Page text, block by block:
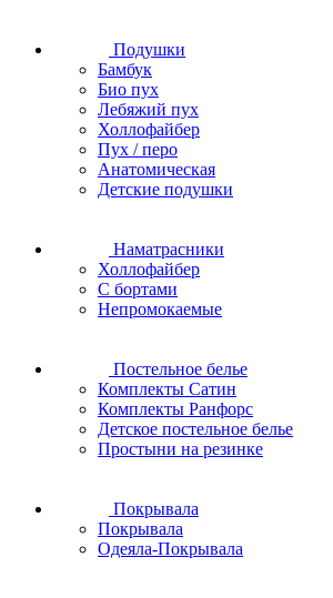
Подушки
Бамбук
Био пух
Лебяжий пух
Холлофайбер
Пух / перо
Анатомическая
Детские подушки
Наматрасники
Холлофайбер
С бортами
Непромокаемые
Постельное белье
Комплекты Сатин
Комплекты Ранфорс
Детское постельное белье
Простыни на резинке
Покрывала
Покрывала
Одеяла-Покрывала